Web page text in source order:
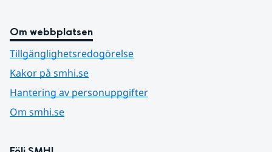
Om webbplatsen
Tillgänglighetsredogörelse
Kakor på smhi.se
Hantering av personuppgifter
Om smhi.se